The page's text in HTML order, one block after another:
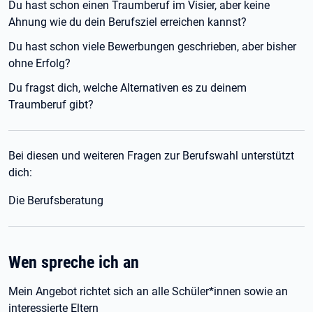
Du hast schon einen Traumberuf im Visier, aber keine
Ahnung wie du dein Berufsziel erreichen kannst?
Du hast schon viele Bewerbungen geschrieben, aber bisher
ohne Erfolg?
Du fragst dich, welche Alternativen es zu deinem
Traumberuf gibt?
Bei diesen und weiteren Fragen zur Berufswahl unterstützt
dich:
Die Berufsberatung
Wen spreche ich an
Mein Angebot richtet sich an alle Schüler*innen sowie an
interessierte Eltern